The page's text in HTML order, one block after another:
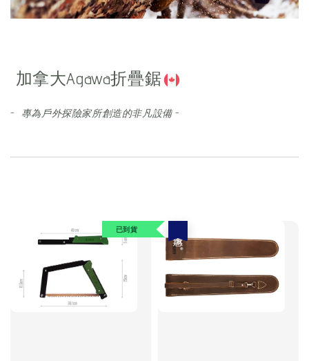
加拿大Agawa折疊鋸
- 專為戶外探險家所創造的非凡設備-
已到貨